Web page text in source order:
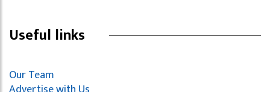
Useful links
Our Team